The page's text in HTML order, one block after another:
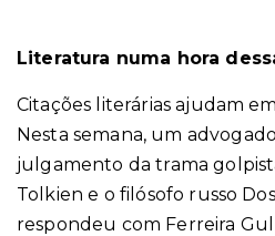
Literatura numa hora
Citações literárias ajudam
Nesta semana, um
julgamento da trama
Tolkien e o filósofo russo
respondeu com Ferreira